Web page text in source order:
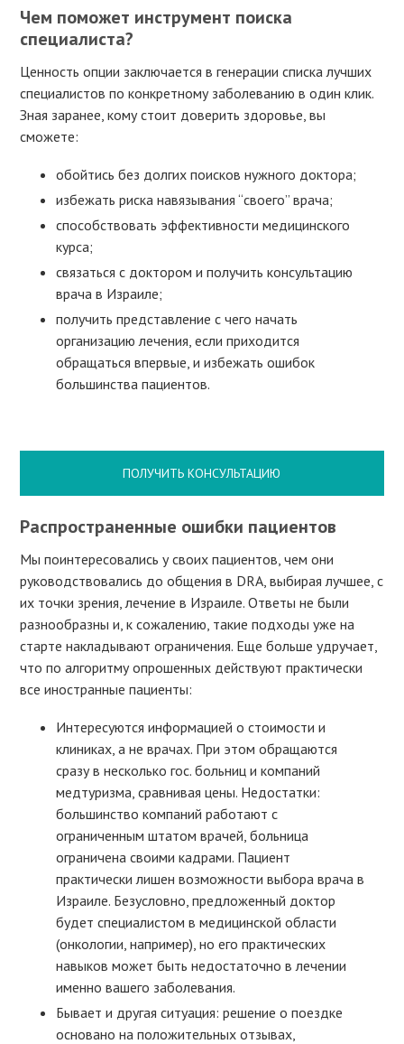
Чем поможет инструмент поиска
специалиста?
Ценность опции заключается в генерации списка лучших
специалистов по конкретному заболеванию в один клик.
Зная заранее, кому стоит доверить здоровье, вы
сможете:
обойтись без долгих поисков нужного доктора;
избежать риска навязывания “своего” врача;
способствовать эффективности медицинского
курса;
связаться с доктором и получить консультацию
врача в Израиле;
получить представление с чего начать
организацию лечения, если приходится
обращаться впервые, и избежать ошибок
большинства пациентов.
ПОЛУЧИТЬ КОНСУЛЬТАЦИЮ
Распространенные ошибки пациентов
Мы поинтересовались у своих пациентов, чем они
руководствовались до общения в DRA, выбирая лучшее, с
их точки зрения, лечение в Израиле. Ответы не были
разнообразны и, к сожалению, такие подходы уже на
старте накладывают ограничения. Еще больше удручает,
что по алгоритму опрошенных действуют практически
все иностранные пациенты:
Интересуются информацией о стоимости и
клиниках, а не врачах. При этом обращаются
сразу в несколько гос. больниц и компаний
медтуризма, сравнивая цены. Недостатки:
большинство компаний работают с
ограниченным штатом врачей, больница
ограничена своими кадрами. Пациент
практически лишен возможности выбора врача в
Израиле. Безусловно, предложенный доктор
будет специалистом в медицинской области
(онкологии, например), но его практических
навыков может быть недостаточно в лечении
именно вашего заболевания.
Бывает и другая ситуация: решение о поездке
основано на положительных отзывах,